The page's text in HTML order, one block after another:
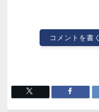
コメントを書く